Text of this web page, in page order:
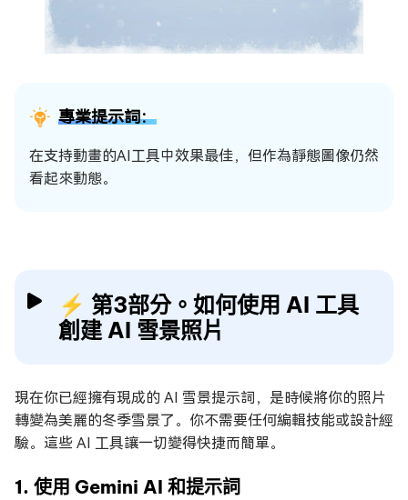
專業提示詞：
在支持動畫的AI工具中效果最佳，但作為靜態圖像仍然
看起來動態。
⚡ 第3部分。如何使用 AI 工具
創建 AI 雪景照片
現在你已經擁有現成的 AI 雪景提示詞，是時候將你的照片
轉變為美麗的冬季雪景了。你不需要任何編輯技能或設計經
驗。這些 AI 工具讓一切變得快捷而簡單。
1. 使用 Gemini AI 和提示詞